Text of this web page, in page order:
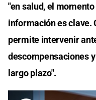
"en salud, el
información es clave.
permite intervenir
descompensaciones
largo plazo".